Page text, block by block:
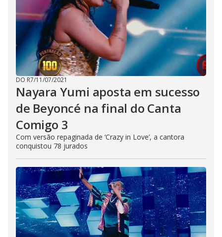
DO R7/11/07/2021
Nayara Yumi aposta em sucesso
de Beyoncé na final do Canta
Comigo 3
Com versão repaginada de ‘Crazy in Love’, a cantora
conquistou 78 jurados